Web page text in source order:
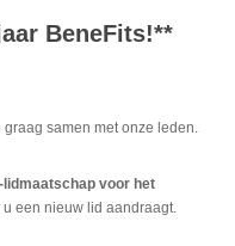
BeneFits!**
samen met onze leden.
voor het
een nieuw lid aandraagt.